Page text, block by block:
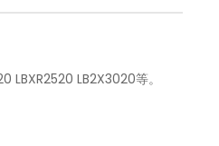
LBXR2520 LB2X3020等。